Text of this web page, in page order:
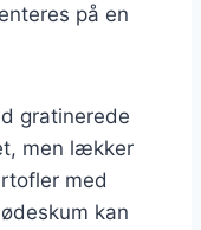
på en
gratinerede
men lækker
med
kan